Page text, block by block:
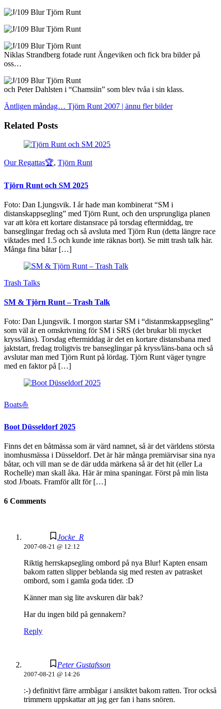
Niklas Strandberg fotade runt Ängeviken och fick bra bilder på
oss…
och Peter Dahlsten i “Chamsiin” som blev tvåa i sin klass.
Äntligen måndag… Tjörn Runt 2007 | ännu fler bilder
Related Posts
Our Regattas🏆, Tjörn Runt
Tjörn Runt och SM 2025
Foto: Dan Ljungsvik. I år hade man kombinerat “SM i
distanskappsegling” med Tjörn Runt, och den ursprungliga planen
var att köra ett kortare distansrace på torsdag eftermiddag, tre
banseglingar fredag och så avsluta med Tjörn Run (detta längre race
viktades med 1.5 och kunde inte räknas bort). Se mitt trash talk här.
Många fina båtar […]
Trash Talks
SM & Tjörn Runt – Trash Talk
Foto: Dan Ljungsvik. I morgon startar SM i “distanmskappsegling”
som väl är en omskrivning för SM i SRS (det brukar bli mycket
kryss/läns). Torsdag eftermiddag är det en kortare distansbana med
jaktstart, fredag troligtvis tre banseglingar på kryss/läns-bana och så
avslutar man med Tjörn Runt på lördag. Tjörn Runt väger tyngre
med en faktor på […]
Boats⛵️
Boot Düsseldorf 2025
Finns det en båtmässa som är värd namnet, så är det världens största
inomhusmässa i Düsseldorf. Det är här många premiärvisar sina nya
båtar, och vill man se de där udda märkena så är det hit (eller La
Rochelle) man skall åka. Här är mina spaningar. Först på min lista
stod J/boats. Framför allt för […]
6 Comments
Jocke_R
2007-08-21 @ 12:12
Riktig herrskapsegling ombord på nya Blur! Kapten ensam
bakom ratten slipper beblanda sig med resten av patrasket
ombord, som i gamla goda tider. :D
Känner man sig lite avskuren där bak?
Har du ingen bild på gennakern?
Reply
Peter Gustafsson
2007-08-21 @ 14:26
:-) definitivt färre armbågar i ansiktet bakom ratten. Tror också
trimmern uppskattar att jag ger fan i hans snören.